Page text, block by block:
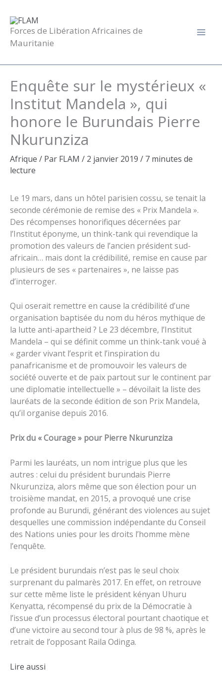
contenu
Forces de Libération Africaines de
Mauritanie
Enquête sur le mystérieux «
Institut Mandela », qui
honore le Burundais Pierre
Nkurunziza
Afrique / Par FLAM / 2 janvier 2019 / 7 minutes de
lecture
Le 19 mars, dans un hôtel parisien cossu, se tenait la
seconde cérémonie de remise des « Prix Mandela ».
Des récompenses honorifiques décernées par
l’Institut éponyme, un think-tank qui revendique la
promotion des valeurs de l’ancien président sud-
africain… mais dont la crédibilité, remise en cause par
plusieurs de ses « partenaires », ne laisse pas
d’interroger.
Qui oserait remettre en cause la crédibilité d’une
organisation baptisée du nom du héros mythique de
la lutte anti-apartheid ? Le 23 décembre, l’Institut
Mandela – qui se définit comme un think-tank voué à
« garder vivant l’esprit et l’inspiration du
panafricanisme et de promouvoir les valeurs de
société ouverte et de paix partout sur le continent par
une diplomatie intellectuelle » – dévoilait la liste des
lauréats de la seconde édition de son Prix Mandela,
qu’il organise depuis 2016.
Prix du « Courage » pour Pierre Nkurunziza
Parmi les lauréats, un nom intrigue plus que les
autres : celui du président burundais Pierre
Nkurunziza, alors même que son élection pour un
troisième mandat, en 2015, a provoqué une crise
profonde au Burundi, générant des violences au sujet
desquelles une commission indépendante du Conseil
des Nations unies pour les droits l’homme mène
l’enquête.
Le président burundais n’est pas le seul choix
surprenant du palmarès 2017. En effet, on retrouve
sur cette même liste le président kényan Uhuru
Kenyatta, récompensé du prix de la Démocratie à
l’issue d’un processus électoral pourtant chaotique et
d’une victoire au second tour à plus de 98 %, après le
retrait de l’opposant Raila Odinga.
Lire aussi